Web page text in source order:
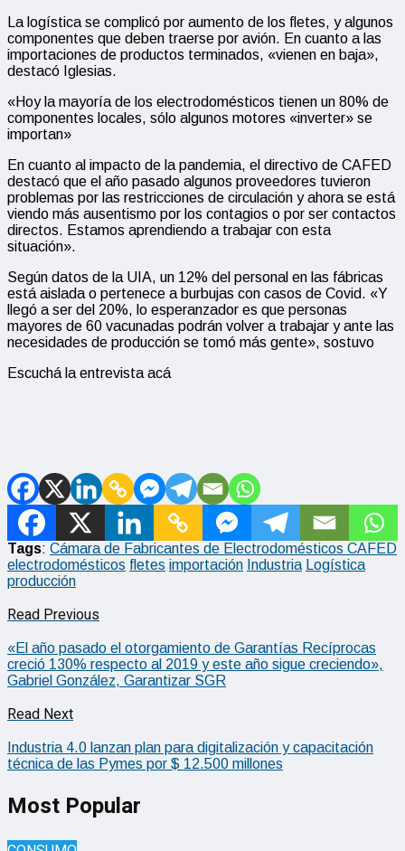
La logística se complicó por aumento de los fletes, y algunos
componentes que deben traerse por avión. En cuanto a las
importaciones de productos terminados, «vienen en baja»,
destacó Iglesias.
«Hoy la mayoría de los electrodomésticos tienen un 80% de
componentes locales, sólo algunos motores «inverter» se
importan»
En cuanto al impacto de la pandemia, el directivo de CAFED
destacó que el año pasado algunos proveedores tuvieron
problemas por las restricciones de circulación y ahora se está
viendo más ausentismo por los contagios o por ser contactos
directos. Estamos aprendiendo a trabajar con esta
situación».
Según datos de la UIA, un 12% del personal en las fábricas
está aislada o pertenece a burbujas con casos de Covid. «Y
llegó a ser del 20%, lo esperanzador es que personas
mayores de 60 vacunadas podrán volver a trabajar y ante las
necesidades de producción se tomó más gente», sostuvo
Escuchá la entrevista acá
Tags: Cámara de Fabricantes de Electrodomésticos CAFED
electrodomésticos fletes importación Industria
Logística
producción
Read Previous
«El año pasado el otorgamiento de Garantías Recíprocas
creció 130% respecto al 2019 y este año sigue creciendo»,
Gabriel González, Garantizar SGR
Read Next
Industria 4.0 lanzan plan para digitalización y capacitación
técnica de las Pymes por $ 12.500 millones
Most Popular